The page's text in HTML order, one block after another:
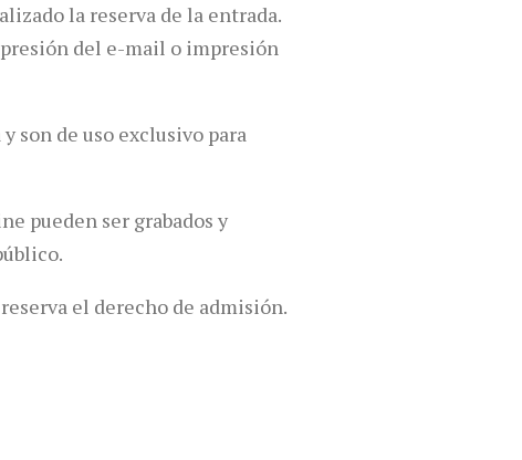
la reserva de la entrada.
del e-mail o impresión
son de uso exclusivo para
pueden ser grabados y
el derecho de admisión.